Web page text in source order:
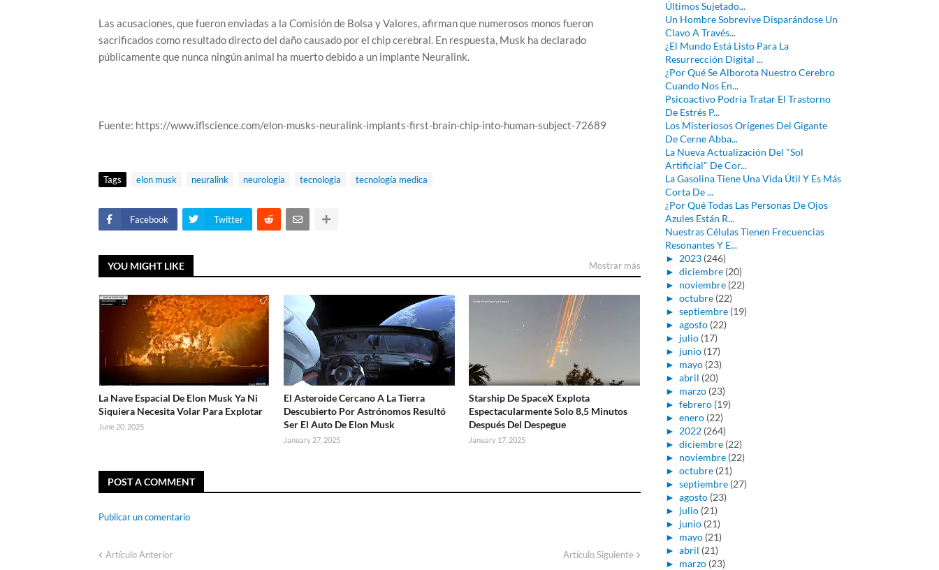
Las acusaciones, que fueron enviadas a la Comisión de Bolsa y Valores, afirman que numerosos monos fueron
sacrificados como resultado directo del daño causado por el chip cerebral. En respuesta, Musk ha declarado
públicamente que nunca ningún animal ha muerto debido a un implante Neuralink.
Fuente: https://www.iflscience.com/elon-musks-neuralink-implants-first-brain-chip-into-human-subject-72689
Tags elon musk neuralink neurologia tecnologia tecnología medica
Facebook Twitter
YOU MIGHT LIKE Mostrar más
La Nave Espacial De Elon Musk Ya Ni
Siquiera Necesita Volar Para Explotar
June 20, 2025
El Asteroide Cercano A La Tierra
Descubierto Por Astrónomos Resultó
Ser El Auto De Elon Musk
January 27, 2025
Starship De SpaceX Explota
Espectacularmente Solo 8,5 Minutos
Después Del Despegue
January 17, 2025
POST A COMMENT
Publicar un comentario
Artículo Anterior Artículo Siguiente
Últimos Sujetado...
Un Hombre Sobrevive Disparándose Un
Clavo A Través...
¿El Mundo Está Listo Para La
Resurrección Digital ...
¿Por Qué Se Alborota Nuestro Cerebro
Cuando Nos En...
Psicoactivo Podría Tratar El Trastorno
De Estrés P...
Los Misteriosos Orígenes Del Gigante
De Cerne Abba...
La Nueva Actualización Del "Sol
Artificial" De Cor...
La Gasolina Tiene Una Vida Útil Y Es Más
Corta De ...
¿Por Qué Todas Las Personas De Ojos
Azules Están R...
Nuestras Células Tienen Frecuencias
Resonantes Y E...
► 2023 (246)
► diciembre (20)
► noviembre (22)
► octubre (22)
► septiembre (19)
► agosto (22)
► julio (17)
► junio (17)
► mayo (23)
► abril (20)
► marzo (23)
► febrero (19)
► enero (22)
► 2022 (264)
► diciembre (22)
► noviembre (22)
► octubre (21)
► septiembre (27)
► agosto (23)
► julio (21)
► junio (21)
► mayo (21)
► abril (21)
► marzo (23)